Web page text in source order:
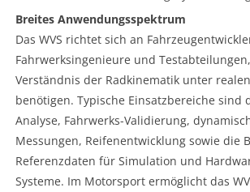
Breites Anwendungsspektrum
Das WVS richtet sich an
Fahrwerksingenieure und
Verständnis der Radkinematik unter
benötigen. Typische Einsatzbereiche sind
Analyse, Fahrwerks-Validierung,
Messungen, Reifenentwicklung sowie die
Referenzdaten für Simulation und
Systeme. Im Motorsport ermöglicht das